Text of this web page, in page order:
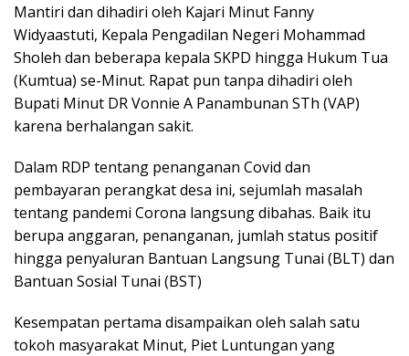
Mantiri dan dihadiri oleh Kajari Minut Fanny
Widyaastuti, Kepala Pengadilan Negeri Mohammad
Sholeh dan beberapa kepala SKPD hingga Hukum Tua
(Kumtua) se-Minut. Rapat pun tanpa dihadiri oleh
Bupati Minut DR Vonnie A Panambunan STh (VAP)
karena berhalangan sakit.
Dalam RDP tentang penanganan Covid dan
pembayaran perangkat desa ini, sejumlah masalah
tentang pandemi Corona langsung dibahas. Baik itu
berupa anggaran, penanganan, jumlah status positif
hingga penyaluran Bantuan Langsung Tunai (BLT) dan
Bantuan Sosial Tunai (BST)
Kesempatan pertama disampaikan oleh salah satu
tokoh masyarakat Minut, Piet Luntungan yang